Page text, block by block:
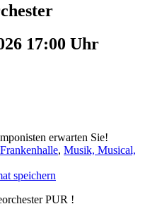
17:00 Uhr
erwarten Sie!
Frankenhalle, Musik, Musical,
speichern
PUR !